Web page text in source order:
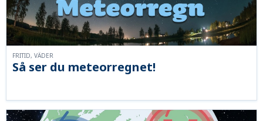
Så ser du meteorregnet!
FRITID, VÄDER